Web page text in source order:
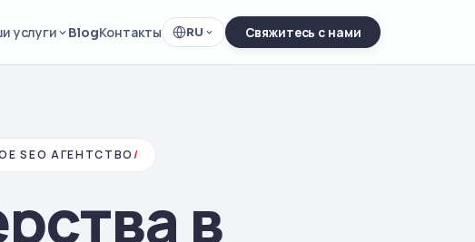
услуги BlogКонтакты RU Свяжитесь с нами
SEO АГЕНТСТВО/
в